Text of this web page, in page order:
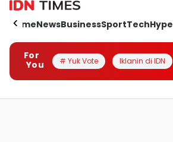
HomeNewsBusinessSportTechHype
For
You
# Yuk Vote Iklanin di IDN